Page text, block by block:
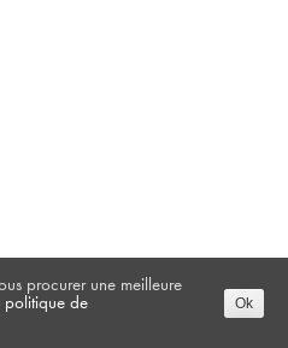
procurer une meilleure
politique de Ok